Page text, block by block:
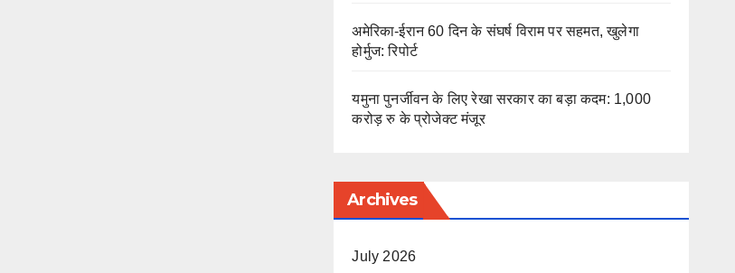
अमेरिका-ईरान 60 दिन के संघर्ष विराम पर सहमत, खुलेगा
होर्मुज: रिपोर्ट
यमुना पुनर्जीवन के लिए रेखा सरकार का बड़ा कदम: 1,000
करोड़ रु के प्रोजेक्ट मंजूर
Archives
July 2026